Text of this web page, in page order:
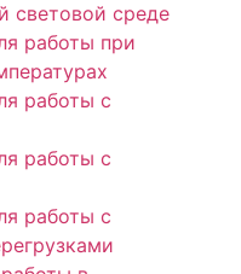
световой среде
работы при
работы с
работы с
работы с